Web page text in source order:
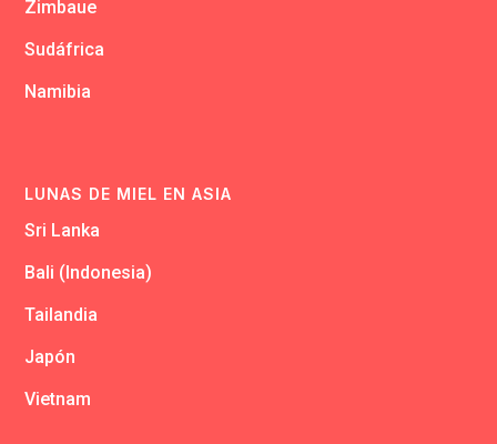
Zimbaue
Sudáfrica
Namibia
LUNAS DE MIEL EN ASIA
Sri Lanka
Bali (Indonesia)
Tailandia
Japón
Vietnam